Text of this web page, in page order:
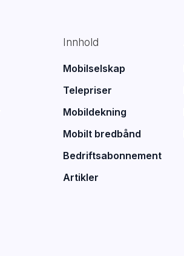
Innhold
Mobilselskap
Telepriser
Mobildekning
Mobilt bredbånd
Bedriftsabonnement
Artikler